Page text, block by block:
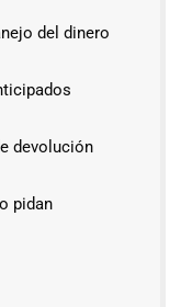
del dinero
devolución
pidan